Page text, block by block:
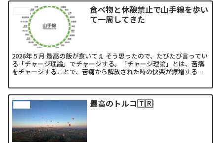
食べ物と休憩禁止で山手線を歩い
て一周してきた
2026年５月 最高の飯が食いてぇ そう思ったので、たびたび言ってい
る「チャージ理論」でチャージする。「チャージ理論」とは、苦痛
をチャージすることで、苦痛から解放された時の快楽が爆増するこ
最高のトルコ🇹🇷